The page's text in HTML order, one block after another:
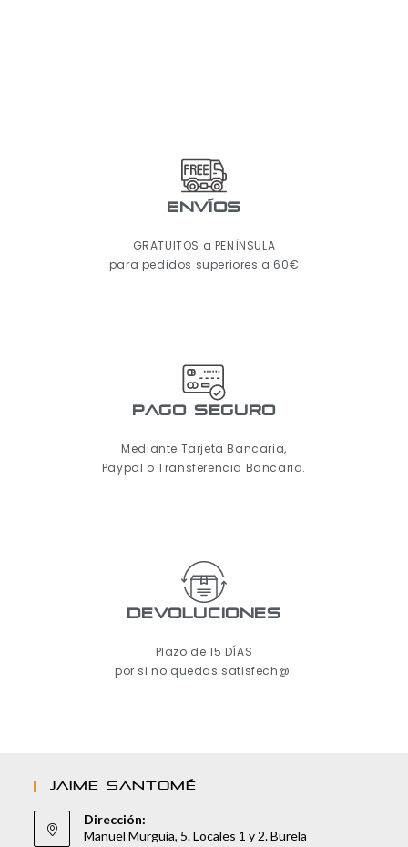
ENVÍOS
GRATUITOS a PENÍNSULA
para pedidos superiores a 60€
pago seguro
Mediante Tarjeta Bancaria,
Paypal o Transferencia Bancaria.
Devoluciones
Plazo de 15 DÍAS
por si no quedas satisfech@.
JAIME SANTOMÉ
Dirección:
Manuel Murguía, 5. Locales 1 y 2. Burela